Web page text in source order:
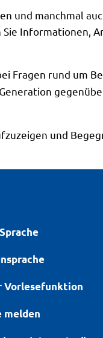
und manchmal
Informationen,
Fragen rund um
und
Vorlesefunktion
melden